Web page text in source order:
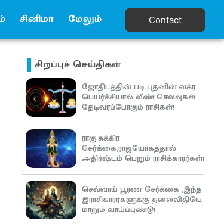
சினிமா மேலும் Contact
சிறப்புச் செய்திகள்
ஜோதிடத்தின் படி புதனின் வக்ர
பெயர்ச்சியால் வீண் செலவுகள்
தேடிவரப்போகும் ராசிகள்!
ராகு-சுக்கிர
சேர்க்கை,ராஜயோகத்தால்
அதிர்ஷ்டம் பெறும் ராசிக்காரர்கள்!
செவ்வாய் பூரண சேர்க்கை ,இந்த
இராசிகாரர்களுக்கு தலைவிதியே
மாறும் வாய்ப்புண்டு!